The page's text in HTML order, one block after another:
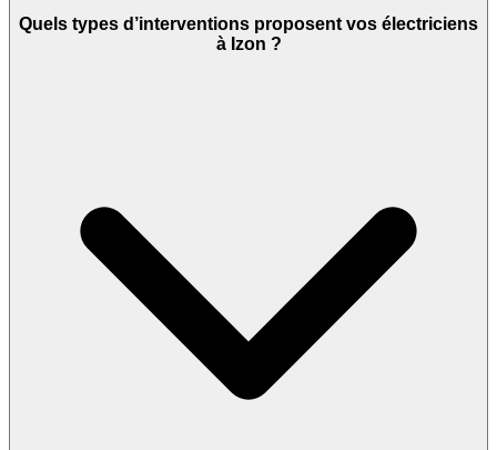
Quels types d’interventions proposent vos électriciens
à Izon ?